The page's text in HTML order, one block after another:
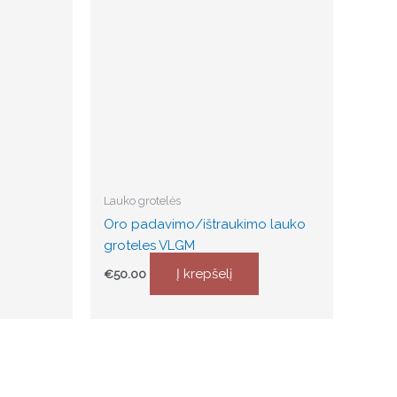
Lauko grotelės
Oro padavimo/ištraukimo lauko
groteles VLGM
€50.00 Į krepšelį